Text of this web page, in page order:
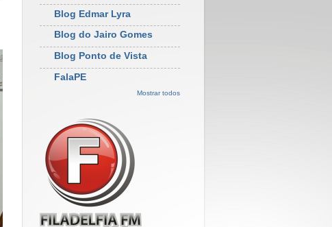
Blog Edmar Lyra
Blog do Jairo Gomes
Blog Ponto de Vista
FalaPE
Mostrar todos